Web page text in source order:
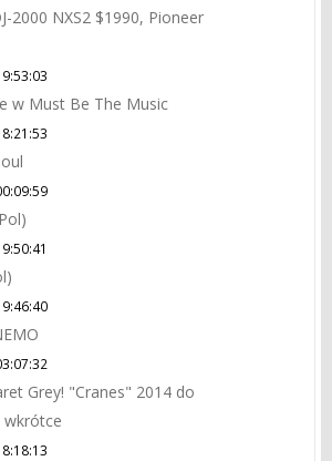
2000 NXS2 $1990, Pioneer
w Must Be The Music
Grey! "Cranes" 2014 do
wkrótce